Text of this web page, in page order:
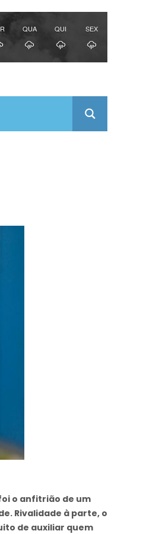
QUA QUI SEX
o anfitrião de um
Rivalidade à parte, o
de auxiliar quem